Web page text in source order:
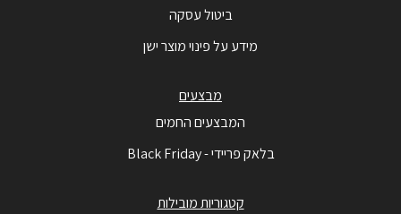
ביטול עסקה
מידע על פינוי מוצר ישן
מבצעים
המבצעים החמים
בלאק פריידי - Black Friday
קטגוריות מובילות